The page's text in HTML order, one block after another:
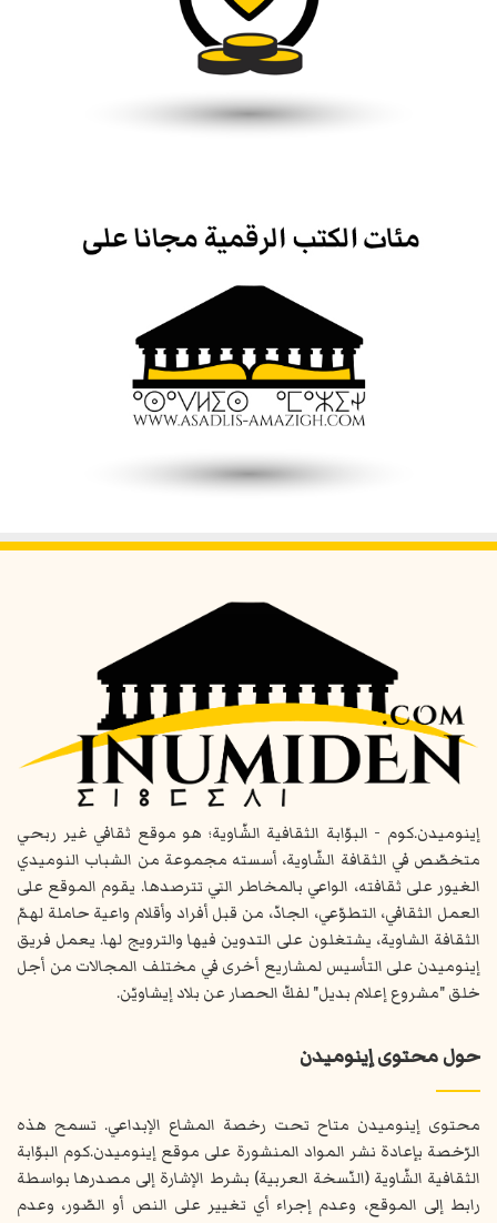
إينوميدن.كوم - البوّابة الثقافية الشّاوية؛ هو موقع ثقافي غير ربحي
متخصّص في الثقافة الشّاوية، أسسته مجموعة من الشباب النوميدي
الغيور على ثقافته، الواعي بالمخاطر التي تترصدها. يقوم الموقع على
العمل الثقافي، التطوّعي، الجادّ، من قبل أفراد وأقلام واعية حاملة لهمّ
الثقافة الشاوية، يشتغلون على التدوين فيها والترويج لها. يعمل فريق
إينوميدن على التأسيس لمشاريع أخرى في مختلف المجالات من أجل
خلق "مشروع إعلام بديل" لفكّ الحصار عن بلاد إيشاويّن.
حول محتوى إينوميدن
محتوى إينوميدن متاح تحت رخصة المشاع الإبداعي. تسمح هذه
الرّخصة بإعادة نشر المواد المنشورة على موقع إينوميدن.كوم البوّابة
الثقافية الشّاوية (النّسخة العربية) بشرط الإشارة إلى مصدرها بواسطة
رابط إلى الموقع، وعدم إجراء أي تغيير على النص أو الصّور، وعدم